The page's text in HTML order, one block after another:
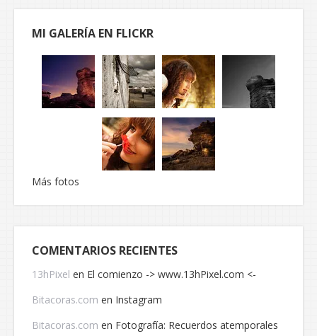
MI GALERÍA EN FLICKR
Más fotos
COMENTARIOS RECIENTES
13hPixel en El comienzo -> www.13hPixel.com <-
Bitacoras.com en Instagram
Bitacoras.com en Fotografía: Recuerdos atemporales